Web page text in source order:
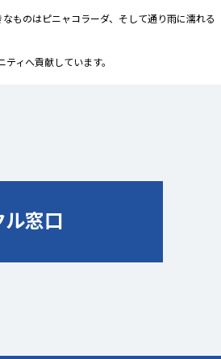
ものはピニャコラーダ、そして通り雨に濡れる
ィへ貢献しています。
窓口